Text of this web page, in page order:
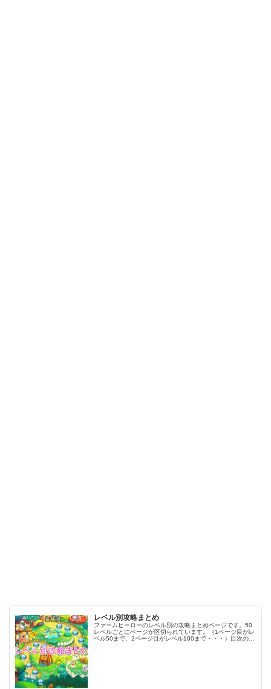
レベル別攻略まとめ
ファームヒーローのレベル別の攻略まとめページです。50
レベルごとにページが区切られています。（1ページ目がレ
ベル50まで、2ページ目がレベル100まで・・・）目次のリ